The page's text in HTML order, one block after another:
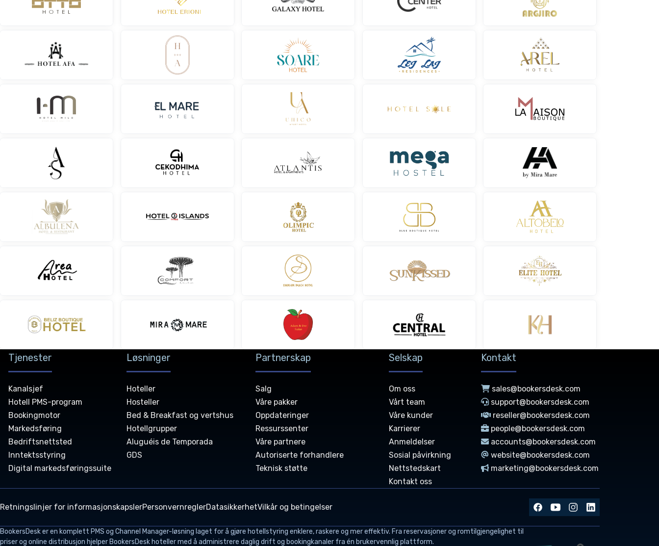
Tjenester
Kanalsjef
Hotell PMS-program
Bookingmotor
Markedsføring
Bedriftsnettsted
Inntektsstyring
Digital markedsføringssuite
Løsninger
Hoteller
Hosteller
Bed & Breakfast og vertshus
Hotellgrupper
Aluguéis de Temporada
GDS
Partnerskap
Salg
Våre pakker
Oppdateringer
Ressurssenter
Våre partnere
Autoriserte forhandlere
Teknisk støtte
Selskap
Om oss
Vårt team
Våre kunder
Karrierer
Anmeldelser
Sosial påvirkning
Nettstedskart
Kontakt oss
Kontakt
sales@bookersdesk.com
support@bookersdesk.com
reseller@bookersdesk.com
people@bookersdesk.com
accounts@bookersdesk.com
website@bookersdesk.com
marketing@bookersdesk.com
Retningslinjer for informasjonskapslerPersonvernreglerDatasikkerhetVilkår og betingelser
BookersDesker en komplett PMS og Channel Manager-løsning laget for å gjøre hotellstyring enklere, raskere og mer effektiv. Fra reservasjoner og romtilgjengelighet til
priser og online distribusjon hjelper BookersDesk hoteller med å administrere daglig drift og bookingkanaler fra én brukervennlig plattform.